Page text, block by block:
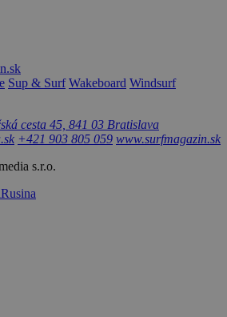
Sup & Surf Wakeboard Windsurf
cesta 45, 841 03 Bratislava
+421 903 805 059 www.surfmagazin.sk
s.r.o.